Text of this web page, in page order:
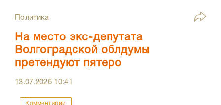
Политика
На место экс-депутата
Волгоградской облдумы
претендуют пятеро
13.07.2026 10:41
Комментарии